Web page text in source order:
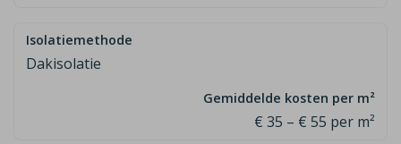
Dakisolatie
€ 35 – € 55 per m²